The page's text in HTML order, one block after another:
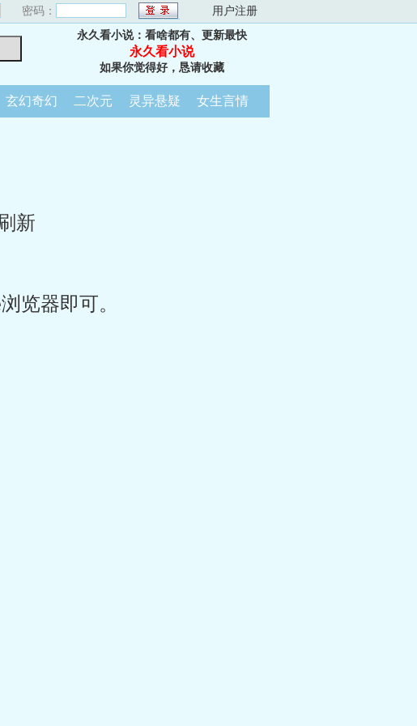
密码： 用户注册
永久看小说：看啥都有、更新最快
永久看小说
如果你觉得好，恳请收藏
玄幻奇幻 二次元 灵异悬疑 女生言情
新
览器即可。